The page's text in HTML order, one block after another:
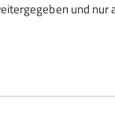
und